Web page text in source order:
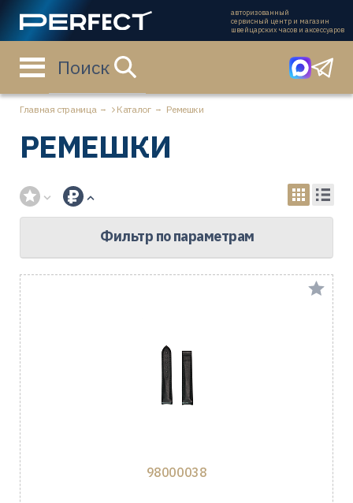
авторизованный
сервисный центр и магазин
швейцарских часов и аксессуаров
Поиск
Главная страница Каталог Ремешки
РЕМЕШКИ
Фильтр по параметрам
98000038